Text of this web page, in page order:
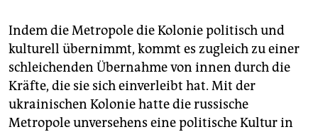
Indem die Metropole die Kolonie politisch und
kulturell übernimmt, kommt es zugleich zu einer
schleichenden Übernahme von innen durch die
Kräfte, die sie sich einverleibt hat. Mit der
ukrainischen Kolonie hatte die russische
Metropole unversehens eine politische Kultur in